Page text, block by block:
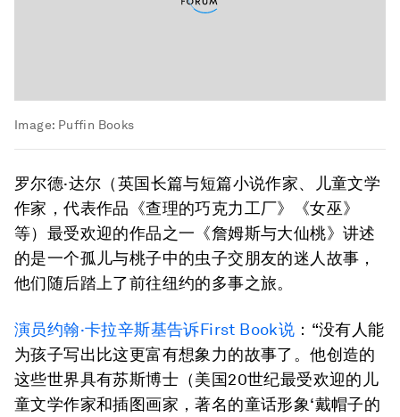
Image: Puffin Books
罗尔德·达尔（英国长篇与短篇小说作家、儿童文学
作家，代表作品《查理的巧克力工厂》《女巫》
等）最受欢迎的作品之一《詹姆斯与大仙桃》讲述
的是一个孤儿与桃子中的虫子交朋友的迷人故事，
他们随后踏上了前往纽约的多事之旅。
演员约翰·卡拉辛斯基告诉First Book说 ：“没有人能
为孩子写出比这更富有想象力的故事了。他创造的
这些世界具有苏斯博士（美国20世纪最受欢迎的儿
童文学作家和插图画家，著名的童话形象‘戴帽子的